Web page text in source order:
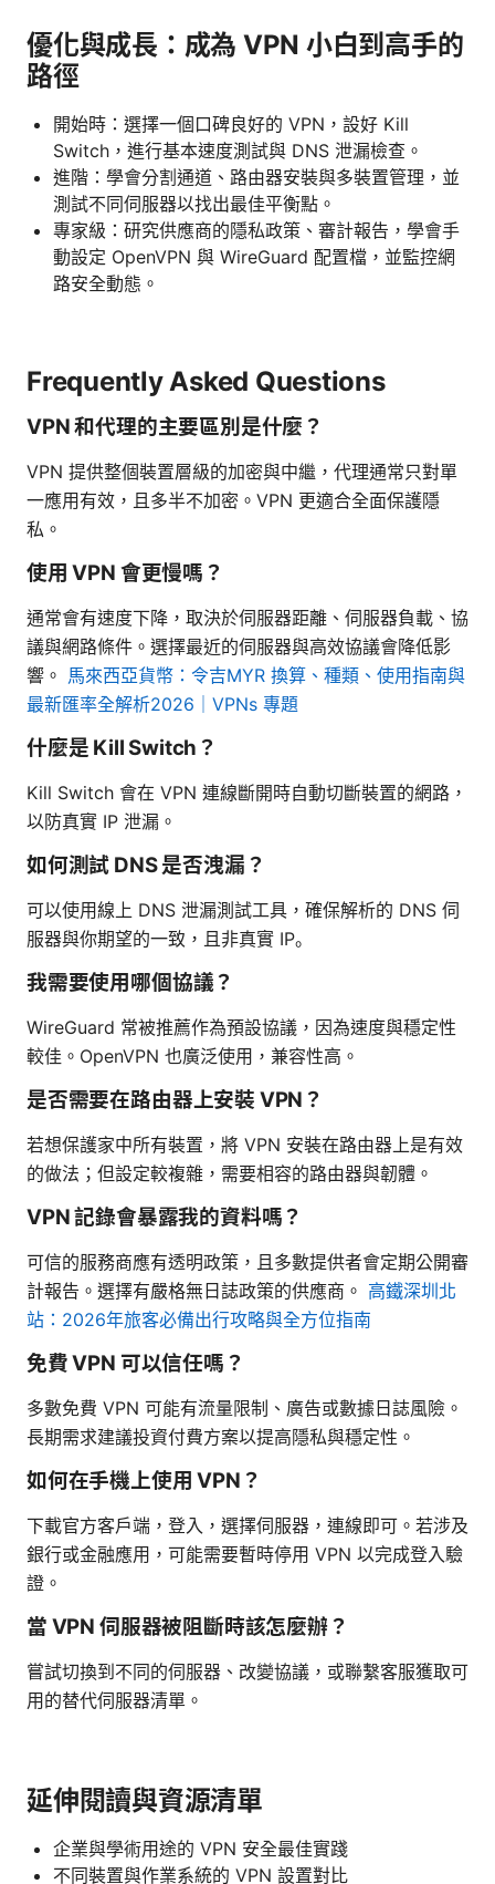
優化與成長：成為 VPN 小白到高手的
路徑
開始時：選擇一個口碑良好的 VPN，設好 Kill
Switch，進行基本速度測試與 DNS 泄漏檢查。
進階：學會分割通道、路由器安裝與多裝置管理，並
測試不同伺服器以找出最佳平衡點。
專家級：研究供應商的隱私政策、審計報告，學會手
動設定 OpenVPN 與 WireGuard 配置檔，並監控網
路安全動態。
Frequently Asked Questions
VPN 和代理的主要區別是什麼？
VPN 提供整個裝置層級的加密與中繼，代理通常只對單
一應用有效，且多半不加密。VPN 更適合全面保護隱
私。
使用 VPN 會更慢嗎？
通常會有速度下降，取決於伺服器距離、伺服器負載、協
議與網路條件。選擇最近的伺服器與高效協議會降低影
響。 馬來西亞貨幣：令吉MYR 換算、種類、使用指南與
最新匯率全解析2026｜VPNs 專題
什麼是 Kill Switch？
Kill Switch 會在 VPN 連線斷開時自動切斷裝置的網路，
以防真實 IP 泄漏。
如何測試 DNS 是否洩漏？
可以使用線上 DNS 泄漏測試工具，確保解析的 DNS 伺
服器與你期望的一致，且非真實 IP。
我需要使用哪個協議？
WireGuard 常被推薦作為預設協議，因為速度與穩定性
較佳。OpenVPN 也廣泛使用，兼容性高。
是否需要在路由器上安裝 VPN？
若想保護家中所有裝置，將 VPN 安裝在路由器上是有效
的做法；但設定較複雜，需要相容的路由器與韌體。
VPN 記錄會暴露我的資料嗎？
可信的服務商應有透明政策，且多數提供者會定期公開審
計報告。選擇有嚴格無日誌政策的供應商。 高鐵深圳北
站：2026年旅客必備出行攻略與全方位指南
免費 VPN 可以信任嗎？
多數免費 VPN 可能有流量限制、廣告或數據日誌風險。
長期需求建議投資付費方案以提高隱私與穩定性。
如何在手機上使用 VPN？
下載官方客戶端，登入，選擇伺服器，連線即可。若涉及
銀行或金融應用，可能需要暫時停用 VPN 以完成登入驗
證。
當 VPN 伺服器被阻斷時該怎麼辦？
嘗試切換到不同的伺服器、改變協議，或聯繫客服獲取可
用的替代伺服器清單。
延伸閱讀與資源清單
企業與學術用途的 VPN 安全最佳實踐
不同裝置與作業系統的 VPN 設置對比